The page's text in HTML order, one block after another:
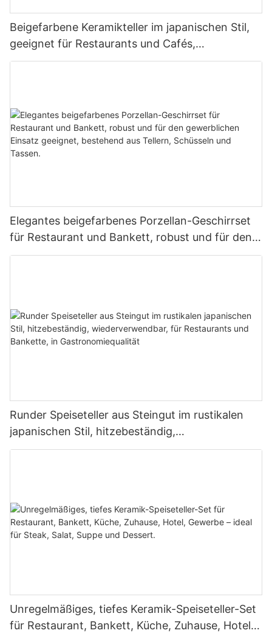
Beigefarbene Keramikteller im japanischen Stil,
geeignet für Restaurants und Cafés,
lebensmittelecht, langlebig, spülmaschinenfest
Elegantes beigefarbenes Porzellan-Geschirrset
für Restaurant und Bankett, robust und für den
gewerblichen Einsatz geeignet, bestehend aus
Runder Speiseteller aus Steingut im rustikalen
japanischen Stil, hitzebeständig,
wiederverwendbar, für Restaurants und
Unregelmäßiges, tiefes Keramik-Speiseteller-Set
für Restaurant, Bankett, Küche, Zuhause, Hotel,